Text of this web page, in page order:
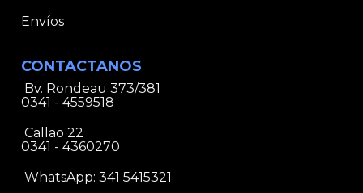
Envíos
CONTACTANOS
Bv. Rondeau 373/381
0341 - 4559518
Callao 22
0341 - 4360270
WhatsApp: 341 5415321